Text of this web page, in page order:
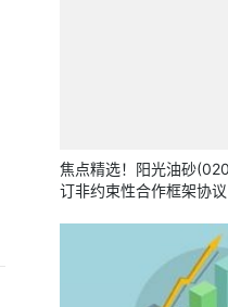
焦点精选！阳光油砂
订非约束性合作框架协议